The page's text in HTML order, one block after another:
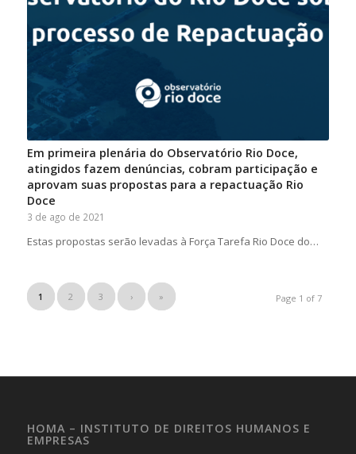
Em primeira plenária do Observatório Rio Doce,
atingidos fazem denúncias, cobram participação e
aprovam suas propostas para a repactuação Rio
Doce
3 de ago de 2021
Estas propostas serão levadas à Força Tarefa Rio Doce do…
Page 1 of 7
1 2 3 › »
HOMA – INSTITUTO DE DIREITOS HUMANOS E
EMPRESAS